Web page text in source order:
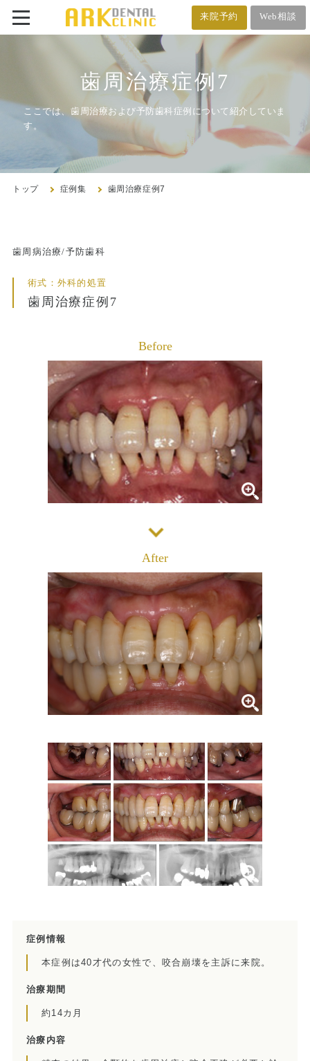
番町オフィス
BANCHO OFFICE
03-5212-4618
市ヶ谷オフィス
ICHIGAYA OFFICE
トップ
クリニック紹介
コンセプト
番町オフィス
医院紹介
アクセス
審美治療/ホワイトニング
新しい審美歯科
ホワイトニング
症例集
インプラント/骨増生
よくある質問
症例集
歯列矯正/インビザライン
矯正治療とは？
インビザライン・システムとは
治療費
症例集
歯内療法/マイクロエンド
歯内療法後の補綴治療
症例集
歯周病治療とは
スタッフ紹介
こんな症状が出たら
症例集
サポート
来院予約 Web相談
メール相談
オンライン相談
歯周治療症例7
ここでは、歯周治療および予防歯科症例について紹介していま
す。
トップ 症例集 歯周治療症例7
歯周病治療/予防歯科
術式：外科的処置
歯周治療症例7
Before
After
症例情報
本症例は40才代の女性で、咬合崩壊を主訴に来院。
治療期間
約14カ月
治療内容